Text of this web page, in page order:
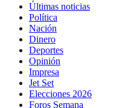
Últimas noticias
Política
Nación
Dinero
Deportes
Opinión
Impresa
Jet Set
Elecciones 2026
Foros Semana